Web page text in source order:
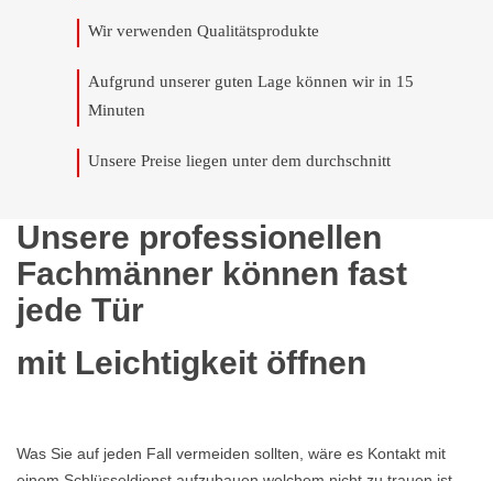
Wir verwenden Qualitätsprodukte
Aufgrund unserer guten Lage können wir in 15
Minuten
Unsere Preise liegen unter dem durchschnitt
Unsere professionellen
Fachmänner können fast
jede Tür
mit Leichtigkeit öffnen
Was Sie auf jeden Fall vermeiden sollten, wäre es Kontakt mit